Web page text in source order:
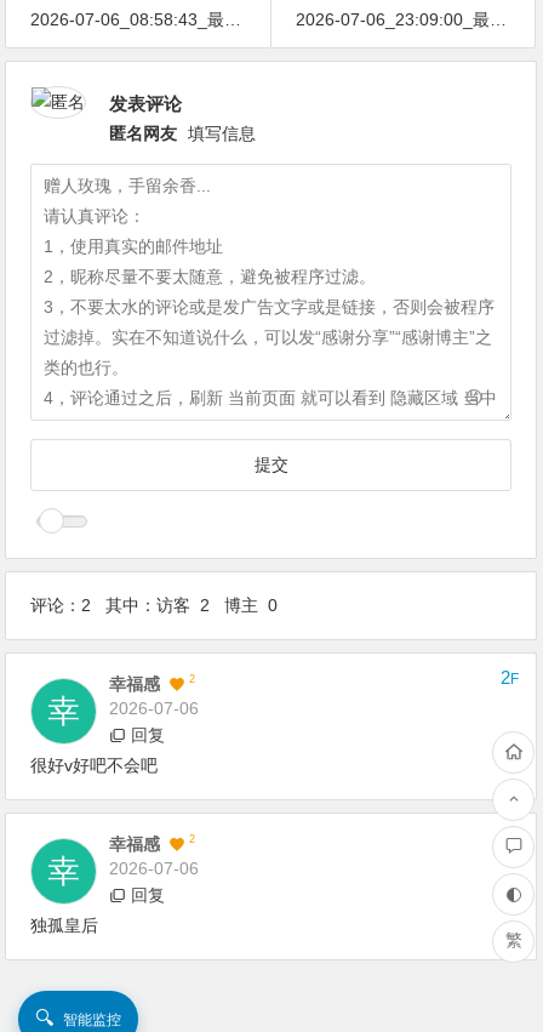
2026-07-06_08:58:43_最新网络节点地址免费分享…不定期更新…开放免费分享（网络免费节点香港|日本|韩国|新加坡|台湾|马来西亚|…
2026-07-06_23:09:00_最新网络节点地址免费分享…不定期更新…开放免费分享（网络免费节点香港|日本|韩国|新加坡|台湾|马来西亚|…
发表评论
匿名网友 填写信息
评论：2 其中：访客 2 博主 0
幸福感 2
2026-07-06
2F
回复
很好v好吧不会吧
幸福感 2
2026-07-06
1F
回复
独孤皇后
繁
🔍 智能监控